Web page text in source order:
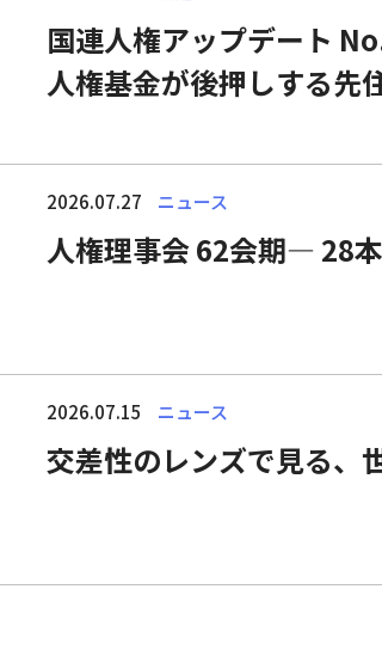
国連人権アップデート
人権基金が後押しする先
2026.07.27 ニュース
人権理事会 62会期― 28
2026.07.15 ニュース
交差性のレンズで見る、